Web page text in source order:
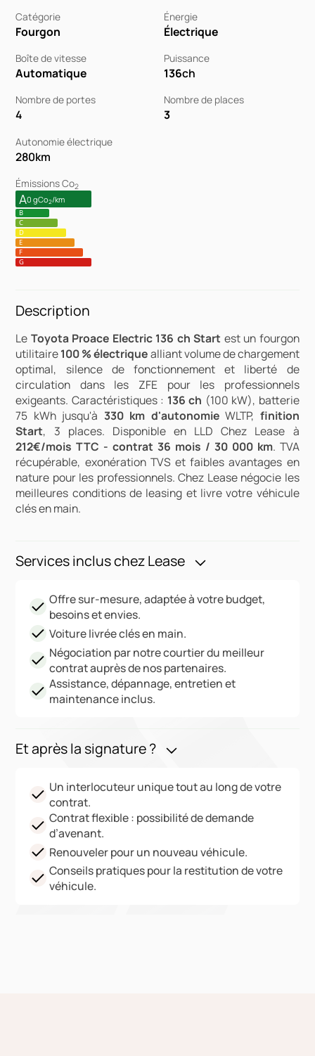
Catégorie
Fourgon
Énergie
Électrique
Boîte de vitesse
Automatique
Puissance
136ch
Nombre de portes
4
Nombre de places
3
Autonomie électrique
280km
Émissions Co2
A0 gCo2/km
B
C
D
E
F
G
Description
Le Toyota Proace Electric 136 ch Start est un fourgon
utilitaire100 % électriquealliant volume de chargement
optimal, silence de fonctionnement et liberté de
circulation dans les ZFE pour les professionnels
exigeants. Caractéristiques : 136 ch (100 kW), batterie
75 kWh jusqu'à 330 km d'autonomieWLTP, finition
Start, 3 places. Disponible en LLD Chez Lease à
212€/mois TTC - contrat 36 mois / 30 000 km. TVA
récupérable, exonération TVS et faibles avantages en
nature pour les professionnels. Chez Lease négocie les
meilleures conditions de leasing et livre votre véhicule
clés en main.
Services inclus chez Lease
Offre sur-mesure, adaptée à votre budget,
besoins et envies.
Voiture livrée clés en main.
Négociation par notre courtier du meilleur
contrat auprès de nos partenaires.
Assistance, dépannage, entretien et
maintenance inclus.
Et après la signature ?
Un interlocuteur unique tout au long de votre
contrat.
Contrat flexible : possibilité de demande
d’avenant.
Renouveler pour un nouveau véhicule.
Conseils pratiques pour la restitution de votre
véhicule.